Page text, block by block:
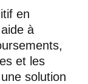
en
à
et les
solution